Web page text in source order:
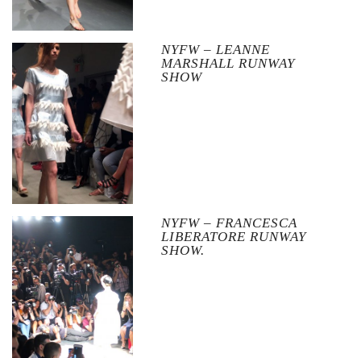
NYFW – LEANNE
MARSHALL RUNWAY
SHOW
NYFW – FRANCESCA
LIBERATORE RUNWAY
SHOW.